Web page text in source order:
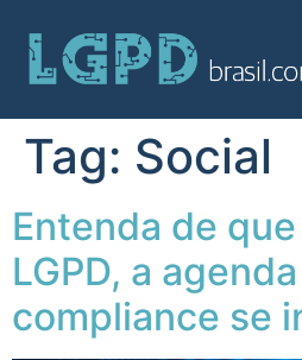
Tag: Social
Entenda de
LGPD, a
compliance se